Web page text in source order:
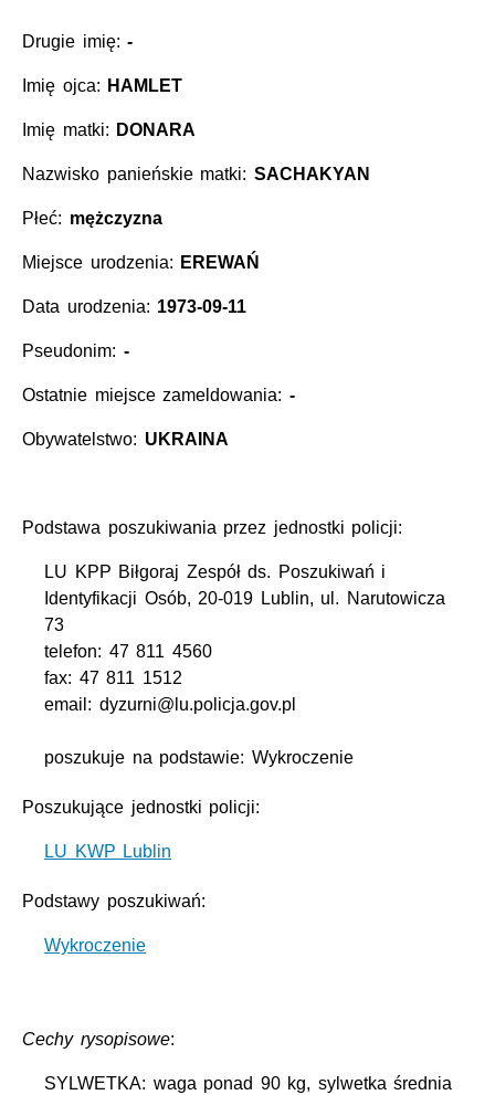
Drugie imię:-
Imię ojca: HAMLET
Imię matki: DONARA
Nazwisko panieńskie matki: SACHAKYAN
Płeć: mężczyzna
Miejsce urodzenia: EREWAŃ
Data urodzenia: 1973-09-11
Pseudonim: -
Ostatnie miejsce zameldowania: -
Obywatelstwo: UKRAINA
Podstawa poszukiwania przez jednostki policji:
LU KPP Biłgoraj Zespół ds. Poszukiwań i
Identyfikacji Osób, 20-019 Lublin, ul. Narutowicza
73
telefon: 47 811 4560
fax: 47 811 1512
email: dyzurni@lu.policja.gov.pl
poszukuje na podstawie: Wykroczenie
Poszukujące jednostki policji:
LU KWP Lublin
Podstawy poszukiwań:
Wykroczenie
Cechy rysopisowe:
SYLWETKA: waga ponad 90 kg, sylwetka średnia